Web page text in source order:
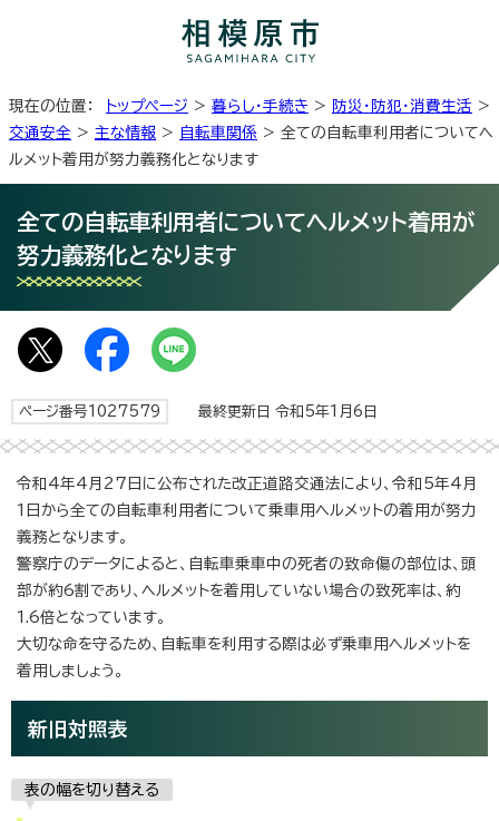
現在の位置： トップページ > 暮らし・手続き > 防災・防犯・消費生活 >
交通安全 > 主な情報 > 自転車関係 > 全ての自転車利用者についてヘ
ルメット着用が努力義務化となります
全ての自転車利用者についてヘルメット着用が
努力義務化となります
ページ番号1027579 最終更新日 令和5年1月6日
令和4年4月27日に公布された改正道路交通法により、令和5年4月
1日から全ての自転車利用者について乗車用ヘルメットの着用が努力
義務となります。
警察庁のデータによると、自転車乗車中の死者の致命傷の部位は、頭
部が約6割であり、ヘルメットを着用していない場合の致死率は、約
1.6倍となっています。
大切な命を守るため、自転車を利用する際は必ず乗車用ヘルメットを
着用しましょう。
新旧対照表
表の幅を切り替える